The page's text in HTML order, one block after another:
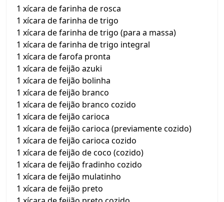
1 xícara de farinha de rosca
1 xícara de farinha de trigo
1 xícara de farinha de trigo (para a massa)
1 xícara de farinha de trigo integral
1 xícara de farofa pronta
1 xícara de feijão azuki
1 xícara de feijão bolinha
1 xícara de feijão branco
1 xícara de feijão branco cozido
1 xícara de feijão carioca
1 xícara de feijão carioca (previamente cozido)
1 xícara de feijão carioca cozido
1 xícara de feijão de coco (cozido)
1 xícara de feijão fradinho cozido
1 xícara de feijão mulatinho
1 xícara de feijão preto